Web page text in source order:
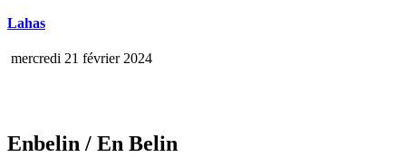
Lahas
mercredi 21 février 2024
Enbelin / En Belin